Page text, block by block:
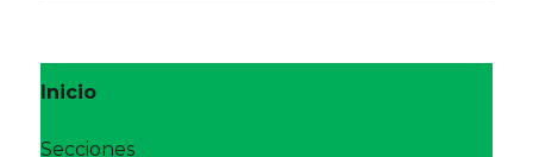
Inicio
Secciones